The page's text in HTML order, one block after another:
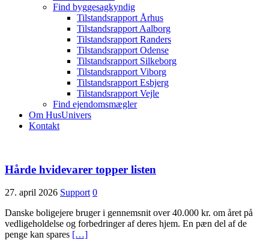
Find byggesagkyndig
Tilstandsrapport Århus
Tilstandsrapport Aalborg
Tilstandsrapport Randers
Tilstandsrapport Odense
Tilstandsrapport Silkeborg
Tilstandsrapport Viborg
Tilstandsrapport Esbjerg
Tilstandsrapport Vejle
Find ejendomsmægler
Om HusUnivers
Kontakt
Hårde hvidevarer topper listen
27. april 2026 Support 0
Danske boligejere bruger i gennemsnit over 40.000 kr. om året på
vedligeholdelse og forbedringer af deres hjem. En pæn del af de
penge kan spares […]